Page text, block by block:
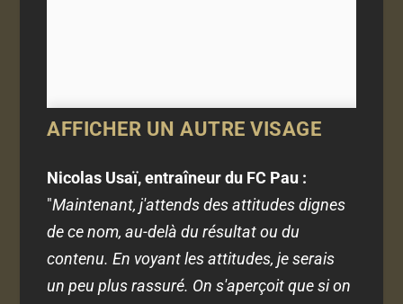
AFFICHER UN AUTRE VISAGE
Nicolas Usaï, entraîneur du FC Pau :
"Maintenant, j'attends des attitudes dignes
de ce nom, au-delà du résultat ou du
contenu. En voyant les attitudes, je serais
un peu plus rassuré. On s'aperçoit que si on